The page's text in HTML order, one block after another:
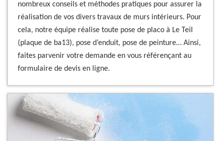
nombreux conseils et méthodes pratiques pour assurer la
réalisation de vos divers travaux de murs intérieurs. Pour
cela, notre équipe réalise toute pose de placo à Le Teil
(plaque de ba13), pose d’enduit, pose de peinture… Ainsi,
faites parvenir votre demande en vous référençant au
formulaire de devis en ligne.